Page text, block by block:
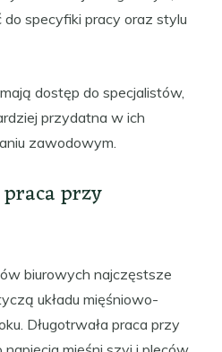
specyfiki pracy oraz stylu
dostęp do specjalistów,
przydatna w ich
zawodowym.
przy
biurowych najczęstsze
układu mięśniowo-
Długotrwała praca przy